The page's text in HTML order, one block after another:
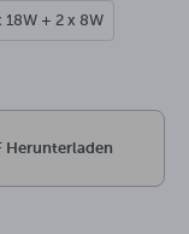
+ 2 x 8W
Herunterladen